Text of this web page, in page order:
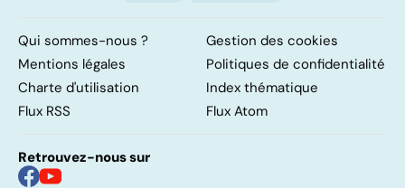
Qui sommes-nous ?
Gestion des cookies
Mentions légales
Politiques de confidentialité
Charte d'utilisation
Index thématique
Flux RSS
Flux Atom
Retrouvez-nous sur